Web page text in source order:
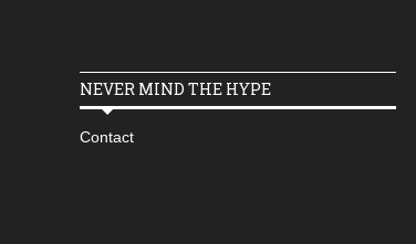
NEVER MIND THE HYPE
Contact